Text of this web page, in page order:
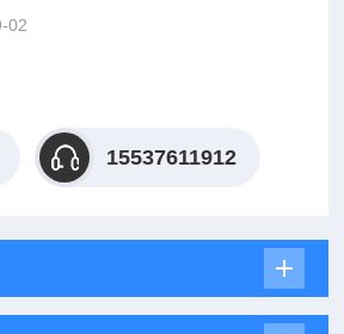
02
15537611912